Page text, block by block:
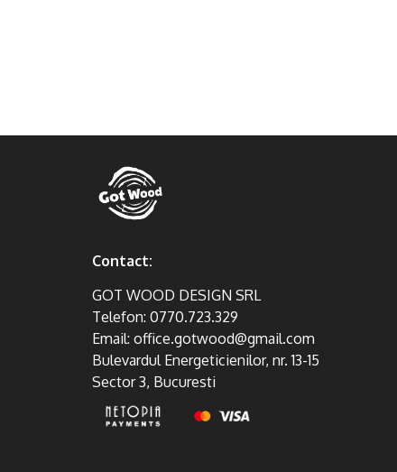
Contact:
GOT WOOD DESIGN SRL
Telefon: 0770.723.329
Email: office.gotwood@gmail.com
Bulevardul Energeticienilor, nr. 13-15
Sector 3, Bucuresti